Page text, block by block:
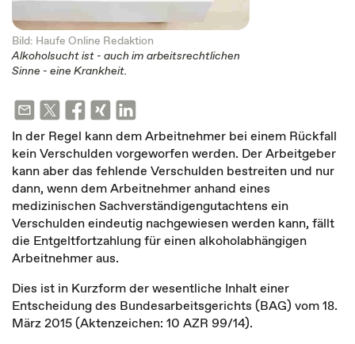
Bild: Haufe Online Redaktion
Alkoholsucht ist - auch im arbeitsrechtlichen
Sinne - eine Krankheit.
In der Regel kann dem Arbeitnehmer bei einem Rückfall
kein Verschulden vorgeworfen werden. Der Arbeitgeber
kann aber das fehlende Verschulden bestreiten und nur
dann, wenn dem Arbeitnehmer anhand eines
medizinischen Sachverständigengutachtens ein
Verschulden eindeutig nachgewiesen werden kann, fällt
die Entgeltfortzahlung für einen alkoholabhängigen
Arbeitnehmer aus.
Dies ist in Kurzform der wesentliche Inhalt einer
Entscheidung des Bundesarbeitsgerichts (BAG) vom 18.
März 2015 (Aktenzeichen: 10 AZR 99/14).